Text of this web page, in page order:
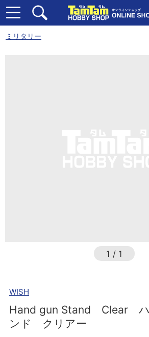
ミリタリー
1 / 1
WISH
Hand gun Stand Clear ハ
ンド クリアー